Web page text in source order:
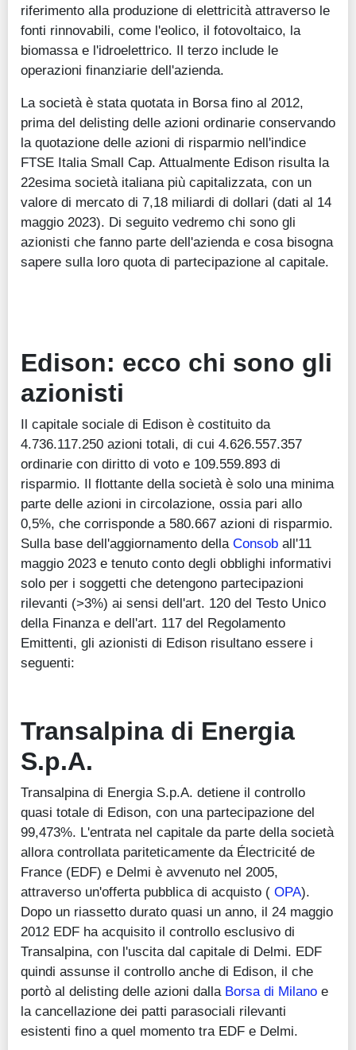
riferimento alla produzione di elettricità attraverso le
fonti rinnovabili, come l'eolico, il fotovoltaico, la
biomassa e l'idroelettrico. Il terzo include le
operazioni finanziarie dell'azienda.
La società è stata quotata in Borsa fino al 2012,
prima del delisting delle azioni ordinarie conservando
la quotazione delle azioni di risparmio nell'indice
FTSE Italia Small Cap. Attualmente Edison risulta la
22esima società italiana più capitalizzata, con un
valore di mercato di 7,18 miliardi di dollari (dati al 14
maggio 2023). Di seguito vedremo chi sono gli
azionisti che fanno parte dell'azienda e cosa bisogna
sapere sulla loro quota di partecipazione al capitale.
Edison: ecco chi sono gli
azionisti
Il capitale sociale di Edison è costituito da
4.736.117.250 azioni totali, di cui 4.626.557.357
ordinarie con diritto di voto e 109.559.893 di
risparmio. Il flottante della società è solo una minima
parte delle azioni in circolazione, ossia pari allo
0,5%, che corrisponde a 580.667 azioni di risparmio.
Sulla base dell'aggiornamento della Consob all'11
maggio 2023 e tenuto conto degli obblighi informativi
solo per i soggetti che detengono partecipazioni
rilevanti (>3%) ai sensi dell'art. 120 del Testo Unico
della Finanza e dell'art. 117 del Regolamento
Emittenti, gli azionisti di Edison risultano essere i
seguenti:
Transalpina di Energia
S.p.A.
Transalpina di Energia S.p.A. detiene il controllo
quasi totale di Edison, con una partecipazione del
99,473%. L'entrata nel capitale da parte della società
allora controllata pariteticamente da Électricité de
France (EDF) e Delmi è avvenuto nel 2005,
attraverso un'offerta pubblica di acquisto ( OPA).
Dopo un riassetto durato quasi un anno, il 24 maggio
2012 EDF ha acquisito il controllo esclusivo di
Transalpina, con l'uscita dal capitale di Delmi. EDF
quindi assunse il controllo anche di Edison, il che
portò al delisting delle azioni dalla Borsa di Milano e
la cancellazione dei patti parasociali rilevanti
esistenti fino a quel momento tra EDF e Delmi.